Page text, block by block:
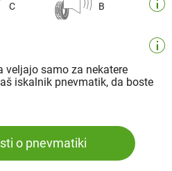
C B
veljajo samo za nekatere
iskalnik pnevmatik, da boste
o pnevmatiki